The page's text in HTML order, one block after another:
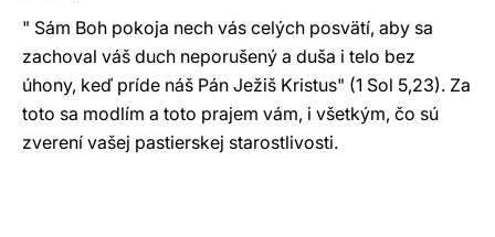
" Sám Boh pokoja nech vás celých posvätí, aby sa
zachoval váš duch neporušený a duša i telo bez
úhony, keď príde náš Pán Ježiš Kristus" (1 Sol 5,23). Za
toto sa modlím a toto prajem vám, i všetkým, čo sú
zverení vašej pastierskej starostlivosti.